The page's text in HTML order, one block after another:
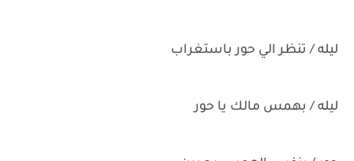
ليله / تنظر الي حور باستغراب
ليله / بهمس مالك يا حور